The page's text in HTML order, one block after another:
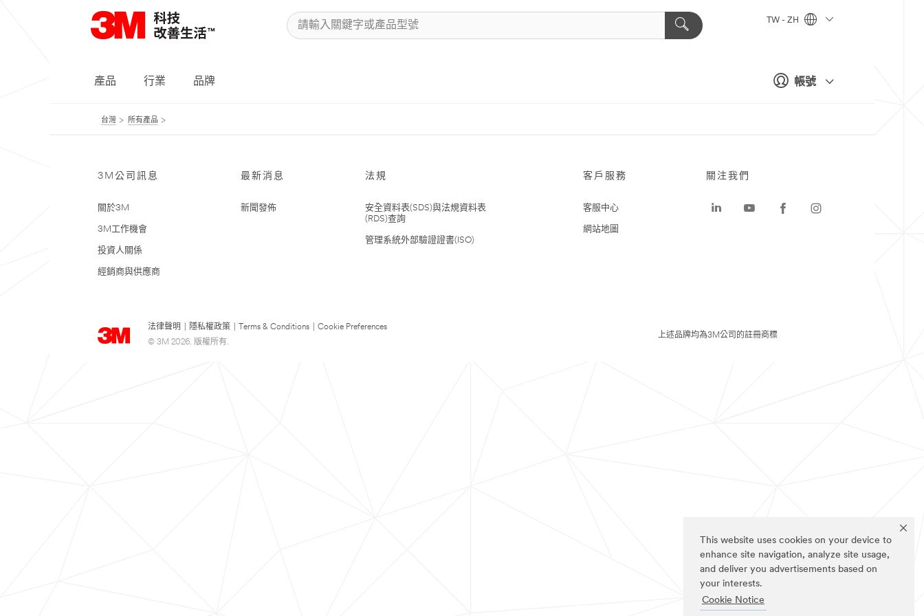
This website uses cookies on your device to
enhance site navigation, analyze site usage,
and deliver you advertisements based on
your interests.
Cookie Notice
帳號
TW - ZH
產品 行業 品牌
台灣 所有產品
3M公司訊息
關於3M
3M工作機會
投資人關係
經銷商與供應商
最新消息
新聞發佈
法規
安全資料表(SDS)與法規資料表
(RDS)查詢
管理系統外部驗證證書(ISO)
客戶服務
客服中心
網站地圖
法律聲明 隱私權政策 Terms & Conditions
Cookie Preferences
© 3M 2026. 版權所有.
關注我們
上述品牌均為3M公司的註冊商標